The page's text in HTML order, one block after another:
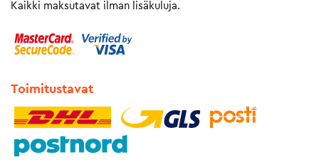
Kaikki maksutavat ilman lisäkuluja.
Toimitustavat